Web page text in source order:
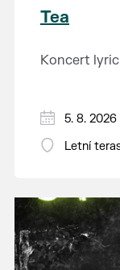
Tea
Koncert
5. 8.
Letní